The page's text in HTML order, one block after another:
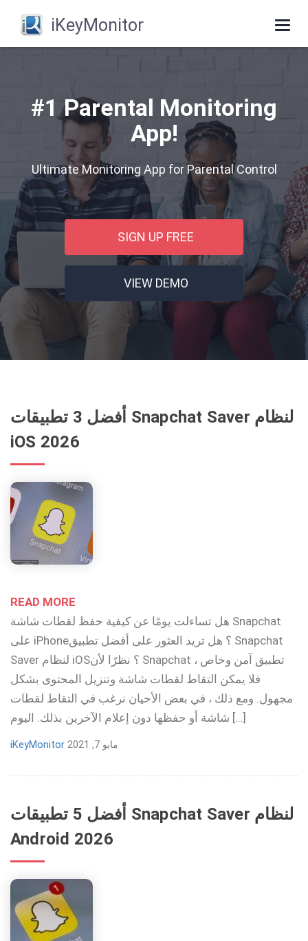
iKeyMonitor
#1 Parental Monitoring
App!
Ultimate Monitoring App for Parental Control
SIGN UP FREE
VIEW DEMO
أفضل 3 تطبيقات Snapchat Saver لنظام
iOS 2026
READ MORE
هل تساءلت يومًا عن كيفية حفظ لقطات شاشة Snapchat
على iPhone؟ هل تريد العثور على أفضل تطبيق Snapchat
Saver لنظام iOS؟ نظرًا لأن Snapchat تطبيق آمن وخاص ،
فلا يمكن التقاط لقطات شاشة وتنزيل المحتوى بشكل
مجهول. ومع ذلك ، في بعض الأحيان نرغب في التقاط لقطات
شاشة أو حفظها دون إعلام الآخرين بذلك. اليوم […]
iKeyMonitor مايو 7, 2021
أفضل 5 تطبيقات Snapchat Saver لنظام
Android 2026